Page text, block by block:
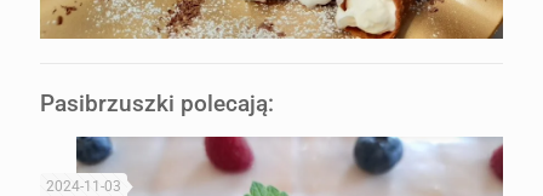
Pasibrzuszki polecają:
2024-11-03